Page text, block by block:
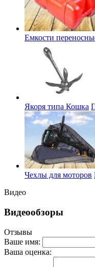
Емкости
Якоря типа Кошка
Чехлы для моторов
Видео
Видеообзоры
Отзывы
Ваше имя:
Ваша оценка: